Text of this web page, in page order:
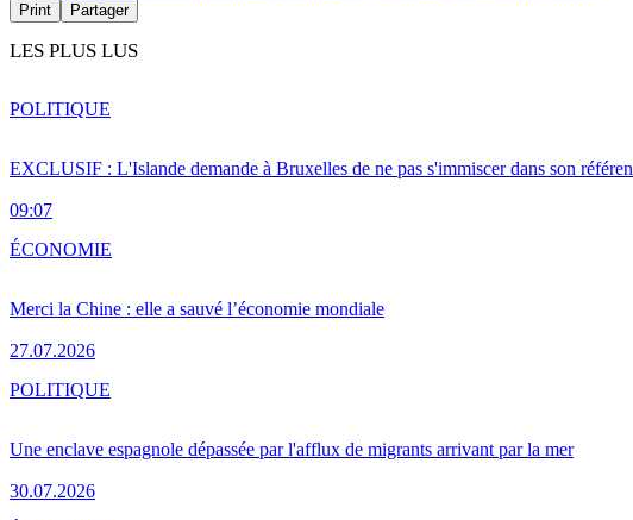
Print Partager
LES PLUS LUS
EXCLUSIF : L'Islande demande à Bruxelles de ne pas s'immiscer dans son
09:07
POLITIQUE
Merci la Chine : elle a sauvé l’économie mondiale
27.07.2026
ÉCONOMIE
Une enclave espagnole dépassée par l'afflux de migrants arrivant par la mer
30.07.2026
POLITIQUE